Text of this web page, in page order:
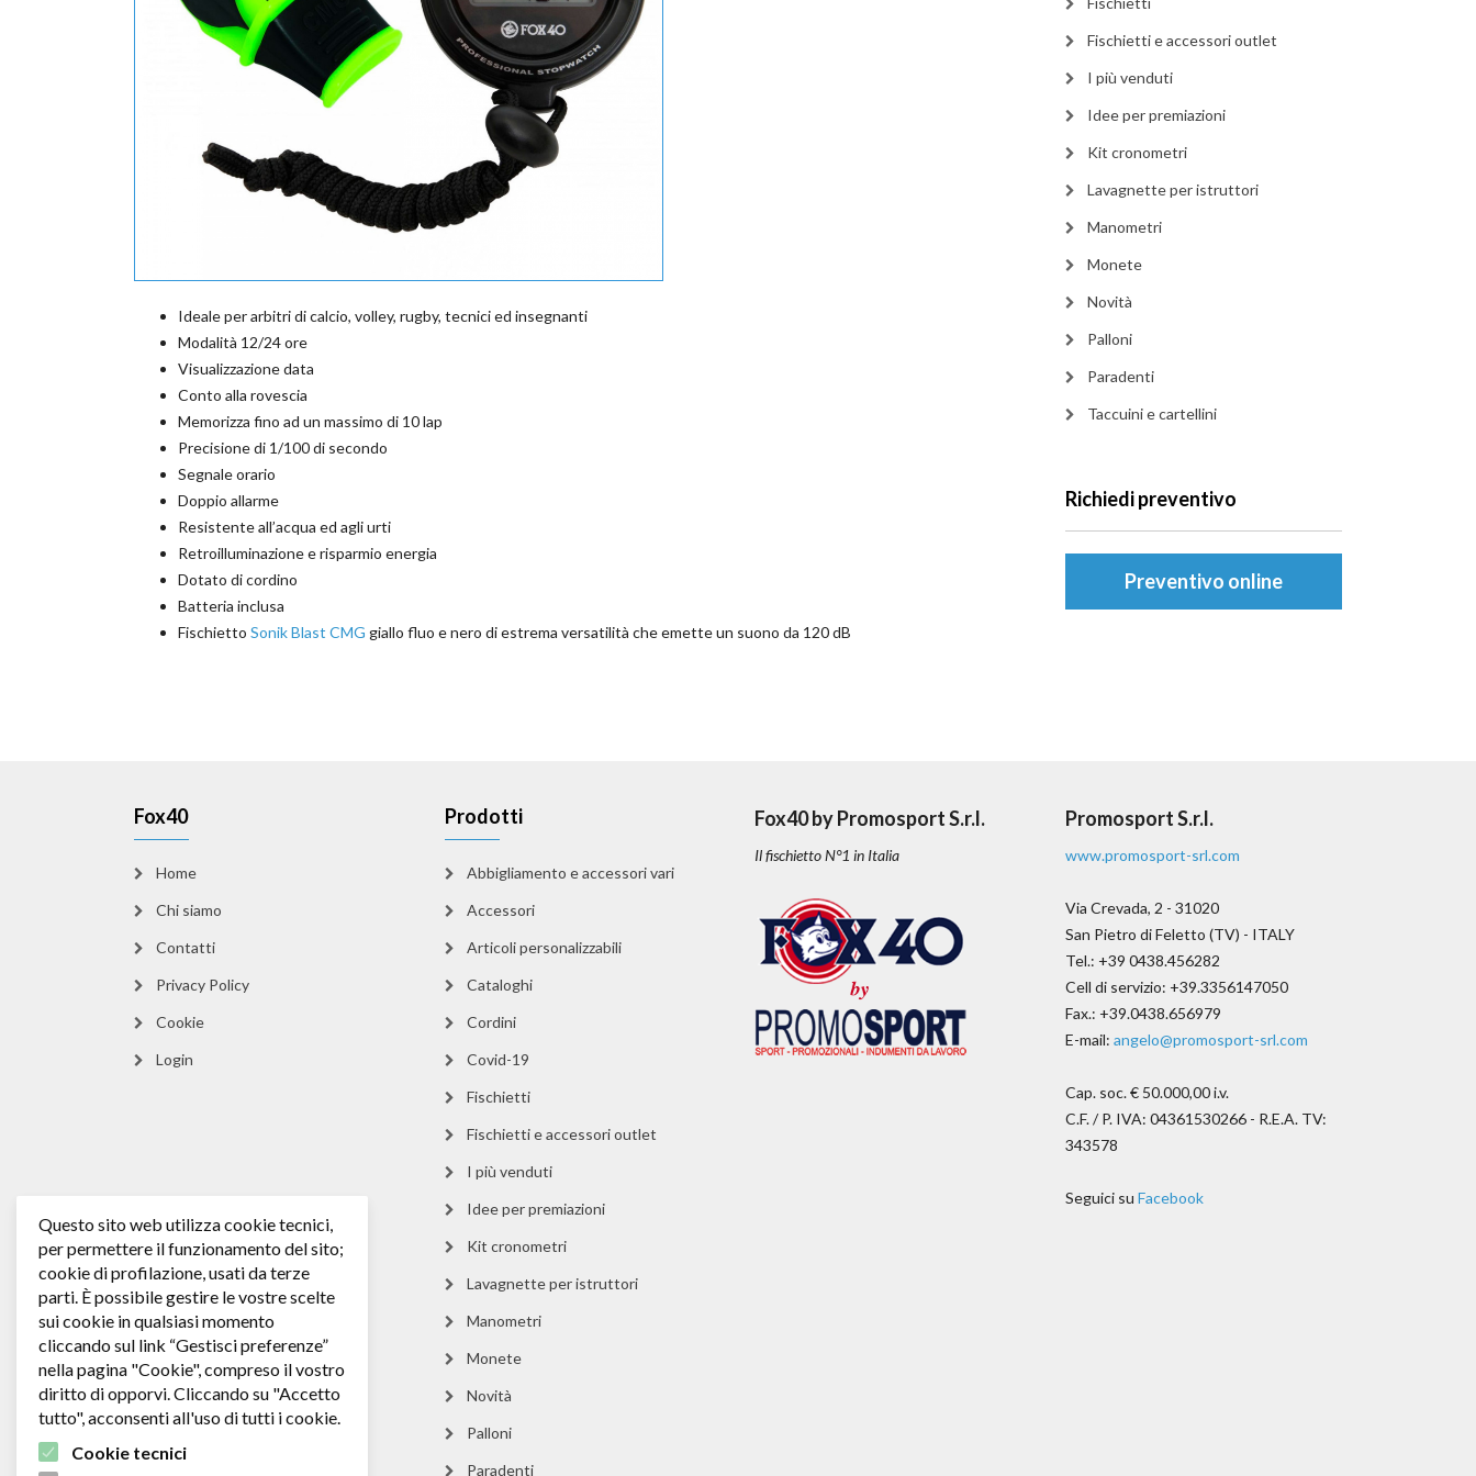
Ideale per arbitri di calcio, volley, rugby, tecnici ed insegnanti
Modalità 12/24 ore
Visualizzazione data
Conto alla rovescia
Memorizza fino ad un massimo di 10 lap
Precisione di 1/100 di secondo
Segnale orario
Doppio allarme
Resistente all’acqua ed agli urti
Retroilluminazione e risparmio energia
Dotato di cordino
Batteria inclusa
Fischietto Sonik Blast CMG giallo fluo e nero di estrema versatilità che emette un suono da 120 dB
Fischietti e accessori outlet
I più venduti
Idee per premiazioni
Kit cronometri
Lavagnette per istruttori
Manometri
Monete
Novità
Palloni
Paradenti
Taccuini e cartellini
Richiedi preventivo
Preventivo online
Fox40
Home
Chi siamo
Contatti
Privacy Policy
Cookie
Login
Prodotti
Abbigliamento e accessori vari
Accessori
Articoli personalizzabili
Cataloghi
Cordini
Covid-19
Fischietti
Fischietti e accessori outlet
I più venduti
Idee per premiazioni
Kit cronometri
Lavagnette per istruttori
Manometri
Monete
Novità
Palloni
Paradenti
Fox40 by Promosport S.r.l.
Il fischietto N°1 in Italia
Promosport S.r.l.
www.promosport-srl.com
Via Crevada, 2 - 31020
San Pietro di Feletto (TV) - ITALY
Tel.: +39 0438.456282
Cell di servizio: +39.3356147050
Fax.: +39.0438.656979
E-mail: angelo@promosport-srl.com
Cap. soc. € 50.000,00 i.v.
C.F. / P. IVA: 04361530266 - R.E.A. TV:
343578
Seguici su Facebook
Questo sito web utilizza cookie tecnici,
per permettere il funzionamento del sito;
cookie di profilazione, usati da terze
parti. È possibile gestire le vostre scelte
sui cookie in qualsiasi momento
cliccando sul link “Gestisci preferenze”
nella pagina "Cookie", compreso il vostro
diritto di opporvi. Cliccando su "Accetto
tutto", acconsenti all'uso di tutti i cookie.
Cookie tecnici